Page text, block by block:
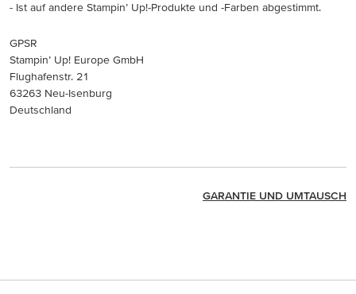
- Ist auf andere Stampin’ Up!-Produkte und -Farben abgestimmt.
GPSR
Stampin’ Up! Europe GmbH
Flughafenstr. 21
63263 Neu-Isenburg
Deutschland
GARANTIE UND UMTAUSCH